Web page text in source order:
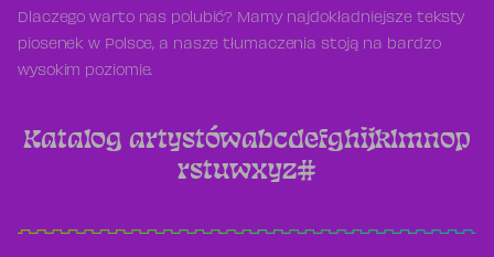
Dlaczego warto nas polubić? Mamy najdokładniejsze teksty
piosenek w Polsce, a nasze tłumaczenia stoją na bardzo
wysokim poziomie.
Katalog artystówabcdefghijklmnop
rstuwxyz#